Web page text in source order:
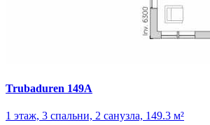
Trubaduren 149A
1 этаж, 3 спальни, 2 санузла, 149.3 м²